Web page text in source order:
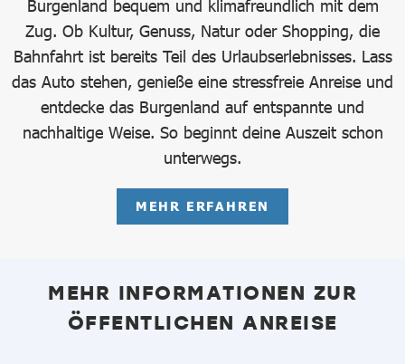
Burgenland bequem und klimafreundlich mit dem
Zug. Ob Kultur, Genuss, Natur oder Shopping, die
Bahnfahrt ist bereits Teil des Urlaubserlebnisses. Lass
das Auto stehen, genieße eine stressfreie Anreise und
entdecke das Burgenland auf entspannte und
nachhaltige Weise. So beginnt deine Auszeit schon
unterwegs.
MEHR ERFAHREN
MEHR INFORMATIONEN ZUR
ÖFFENTLICHEN ANREISE